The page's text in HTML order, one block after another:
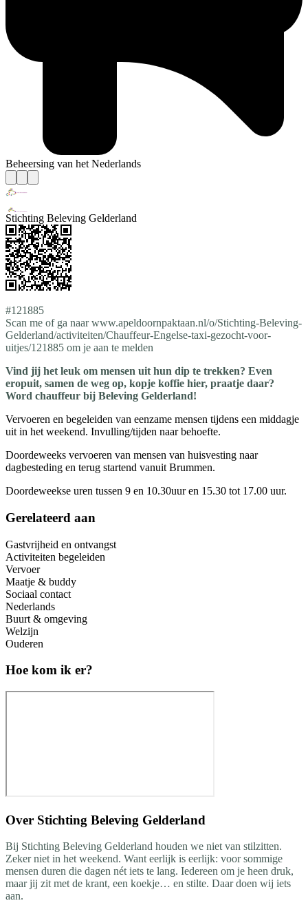
Beheersing van het Nederlands
Stichting Beleving Gelderland
#121885
Scan me of ga naar www.apeldoornpaktaan.nl/o/Stichting-Beleving-
Gelderland/activiteiten/Chauffeur-Engelse-taxi-gezocht-voor-
uitjes/121885 om je aan te melden
Vind jij het leuk om mensen uit hun dip te trekken? Even
eropuit, samen de weg op, kopje koffie hier, praatje daar?
Word chauffeur bij Beleving Gelderland!
Vervoeren en begeleiden van eenzame mensen tijdens een middagje
uit in het weekend. Invulling/tijden naar behoefte.
Doordeweeks vervoeren van mensen van huisvesting naar
dagbesteding en terug startend vanuit Brummen.
Doordeweekse uren tussen 9 en 10.30uur en 15.30 tot 17.00 uur.
Gerelateerd aan
Gastvrijheid en ontvangst
Activiteiten begeleiden
Vervoer
Maatje & buddy
Sociaal contact
Nederlands
Buurt & omgeving
Welzijn
Ouderen
Hoe kom ik er?
Over Stichting Beleving Gelderland
Bij Stichting Beleving Gelderland houden we niet van stilzitten.
Zeker niet in het weekend. Want eerlijk is eerlijk: voor sommige
mensen duren die dagen nét iets te lang. Iedereen om je heen druk,
maar jij zit met de krant, een koekje… en stilte. Daar doen wij iets
aan.